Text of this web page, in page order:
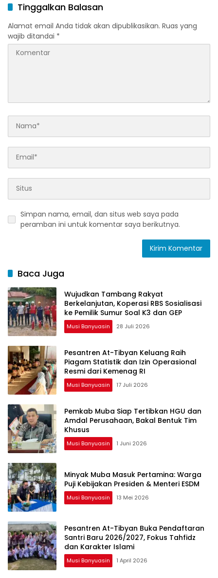
Tinggalkan Balasan
Alamat email Anda tidak akan dipublikasikan. Ruas yang
wajib ditandai *
Simpan nama, email, dan situs web saya pada
peramban ini untuk komentar saya berikutnya.
Baca Juga
Wujudkan Tambang Rakyat
Berkelanjutan, Koperasi RBS Sosialisasi
ke Pemilik Sumur Soal K3 dan GEP
Musi Banyuasin 28 Juli 2026
Pesantren At-Tibyan Keluang Raih
Piagam Statistik dan Izin Operasional
Resmi dari Kemenag RI
Musi Banyuasin 17 Juli 2026
Pemkab Muba Siap Tertibkan HGU dan
Amdal Perusahaan, Bakal Bentuk Tim
Khusus
Musi Banyuasin 1 Juni 2026
Minyak Muba Masuk Pertamina: Warga
Puji Kebijakan Presiden & Menteri ESDM
Musi Banyuasin 13 Mei 2026
Pesantren At-Tibyan Buka Pendaftaran
Santri Baru 2026/2027, Fokus Tahfidz
dan Karakter Islami
Musi Banyuasin 1 April 2026